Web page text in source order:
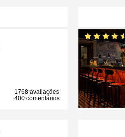
1768 avaliações
400 comentários